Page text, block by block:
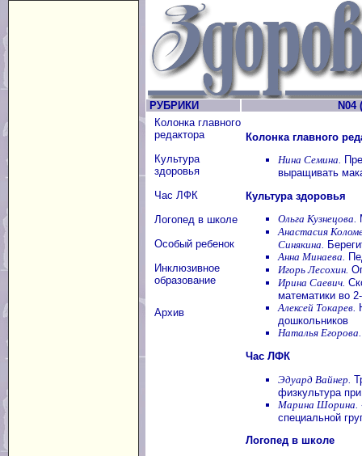
РУБРИКИ
N04
Колонка главного
редактора
Культура
здоровья
Час ЛФК
Логопед в школе
Особый ребенок
Инклюзивное
образование
Архив
Колонка главного
Нина Семина.
выращивать
Культура здоровья
Ольга Кузнецова.
Анастасия
Синякина.
Анна Минаева.
Игорь Лесохин.
Ирина Саевич.
математики во
Алексей Токарев.
дошкольников
Наталья Егорова.
Час ЛФК
Эдуард Вайнер.
физкультура
Марина Шорина.
специальной
Логопед в школе